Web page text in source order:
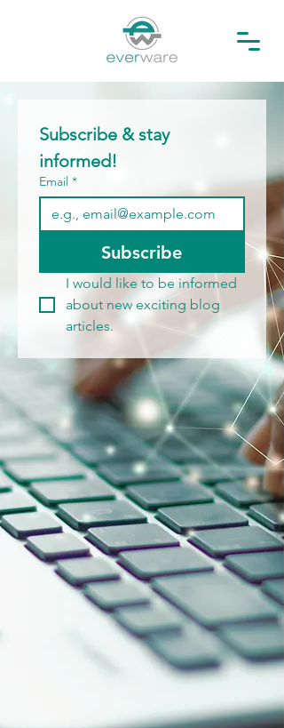
Subscribe & stay
Email *
Subscribe
I would like to be informed
about new exciting blog
articles.